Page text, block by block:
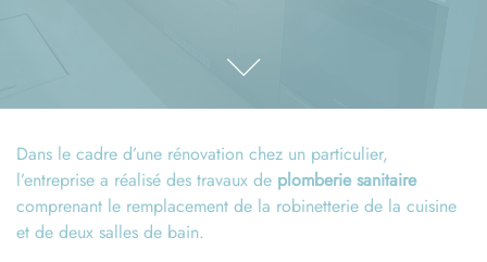
Dans le cadre d’une rénovation chez un particulier,
l’entreprise a réalisé des travaux de plomberie sanitaire
comprenant le remplacement de la robinetterie de la cuisine
et de deux salles de bain.